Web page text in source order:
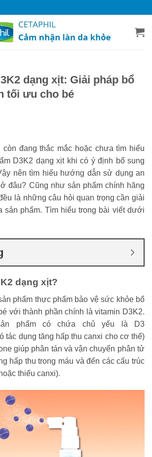
dạng xịt: Giải pháp bổ
tối ưu cho bé
còn đang thắc mắc hoặc chưa tìm hiểu
D3K2 dạng xịt khi có ý định bổ sung
nên tìm hiểu hướng dẫn sử dụng an
đâu? Cũng như sản phẩm chính hãng
là những câu hỏi quan trọng cần giải
sản phẩm. Tìm hiểu trong bài viết dưới
dạng xịt?
phẩm thực phẩm bảo vệ sức khỏe bổ
với thành phần chính là vitamin D3K2.
phẩm có chứa chủ yếu là D3
tác dụng tăng hấp thu canxi cho cơ thể)
giúp phân tán và vận chuyển phân tử
hấp thu trong máu và đến các cấu trúc
thiếu canxi).